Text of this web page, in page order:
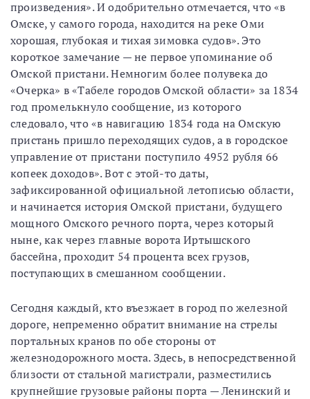
произведения». И одобрительно отмечается, что «в
Омске, у самого города, находится на реке Оми
хорошая, глубокая и тихая зимовка судов». Это
короткое замечание — не первое упоминание об
Омской пристани. Немногим более полувека до
«Очерка» в «Табеле городов Омской области» за 1834
год промелькнуло сообщение, из которого
следовало, что «в навигацию 1834 года на Омскую
пристань пришло переходящих судов, а в городское
управление от пристани поступило 4952 рубля 66
копеек доходов». Вот с этой-то даты,
зафиксированной официальной летописью области,
и начинается история Омской пристани, будущего
мощного Омского речного порта, через который
ныне, как через главные ворота Иртышского
бассейна, проходит 54 процента всех грузов,
поступающих в смешанном сообщении.
Сегодня каждый, кто въезжает в город по железной
дороге, непременно обратит внимание на стрелы
портальных кранов по обе стороны от
железнодорожного моста. Здесь, в непосредственной
близости от стальной магистрали, разместились
крупнейшие грузовые районы порта — Ленинский и